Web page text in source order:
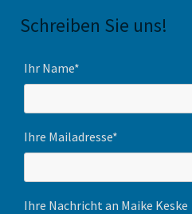
Schreiben Sie uns!
Ihr Name*
Ihre Mailadresse*
Ihre Nachricht an Maike Keske